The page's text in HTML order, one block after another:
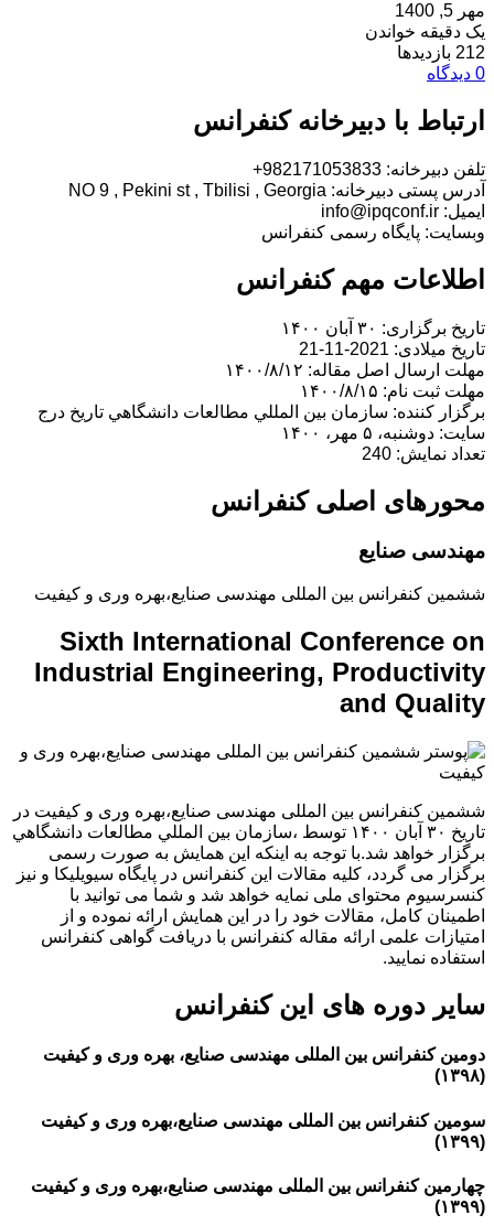
مهر 5, 1400
یک دقیقه خواندن
212 بازدیدها
0 دیدگاه
ارتباط با دبیرخانه کنفرانس
تلفن دبیرخانه: 982171053833+
آدرس پستی دبیرخانه: NO 9 , Pekini st , Tbilisi , Georgia
ایمیل: info@ipqconf.ir
وبسایت: پایگاه رسمی کنفرانس
اطلاعات مهم کنفرانس
تاریخ برگزاری: ۳۰ آبان ۱۴۰۰
تاریخ میلادی: 2021-11-21
مهلت ارسال اصل مقاله: ۱۴۰۰/۸/۱۲
مهلت ثبت نام: ۱۴۰۰/۸/۱۵
برگزار کننده: سازمان بين المللي مطالعات دانشگاهي تاریخ درج
سایت: دوشنبه، ۵ مهر، ۱۴۰۰
تعداد نمایش: 240
محورهای اصلی کنفرانس
مهندسی صنایع
ششمین کنفرانس بین المللی مهندسی صنایع،بهره وری و کیفیت
Sixth International Conference on
Industrial Engineering, Productivity
and Quality
ششمین کنفرانس بین المللی مهندسی صنایع،بهره وری و کیفیت در
تاریخ ۳۰ آبان ۱۴۰۰ توسط ،سازمان بين المللي مطالعات دانشگاهي
برگزار خواهد شد.با توجه به اینکه این همایش به صورت رسمی
برگزار می گردد، کلیه مقالات این کنفرانس در پایگاه سیویلیکا و نیز
کنسرسیوم محتوای ملی نمایه خواهد شد و شما می توانید با
اطمینان کامل، مقالات خود را در این همایش ارائه نموده و از
امتیازات علمی ارائه مقاله کنفرانس با دریافت گواهی کنفرانس
استفاده نمایید.
سایر دوره های این کنفرانس
دومین کنفرانس بین المللی مهندسی صنایع، بهره وری و کیفیت
(۱۳۹۸)
سومین کنفرانس بین المللی مهندسی صنایع،بهره وری و کیفیت
(۱۳۹۹)
چهارمین کنفرانس بین المللی مهندسی صنایع،بهره وری و کیفیت
(۱۳۹۹)